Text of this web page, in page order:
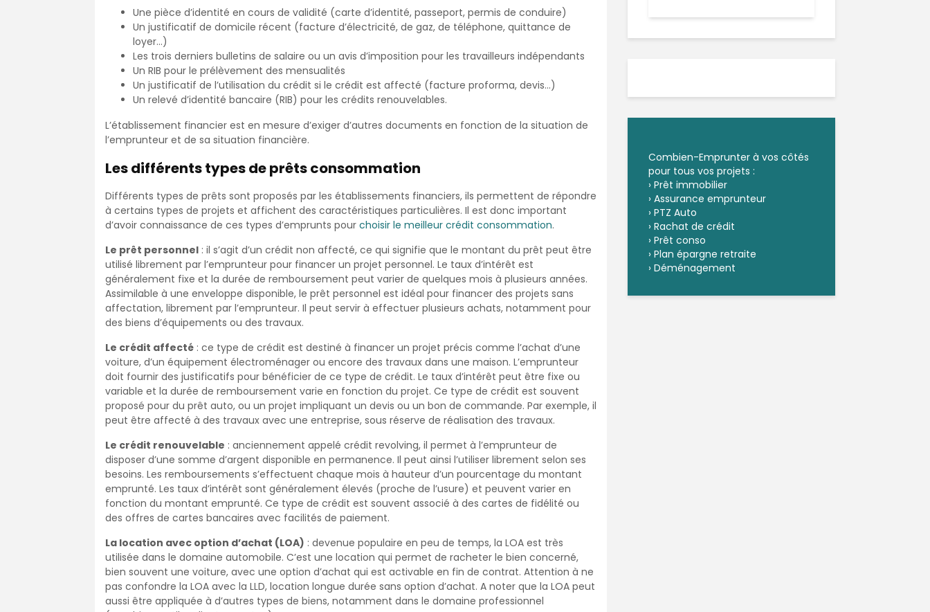
Une pièce d’identité en cours de validité (carte d’identité, passeport, permis de conduire)
Un justificatif de domicile récent (facture d’électricité, de gaz, de téléphone, quittance de
loyer…)
Les trois derniers bulletins de salaire ou un avis d’imposition pour les travailleurs indépendants
Un RIB pour le prélèvement des mensualités
Un justificatif de l’utilisation du crédit si le crédit est affecté (facture proforma, devis…)
Un relevé d’identité bancaire (RIB) pour les crédits renouvelables.
L’établissement financier est en mesure d’exiger d’autres documents en fonction de la situation de
l’emprunteur et de sa situation financière.
Les différents types de prêts consommation
Différents types de prêts sont proposés par les établissements financiers, ils permettent de répondre
à certains types de projets et affichent des caractéristiques particulières. Il est donc important
d’avoir connaissance de ces types d’emprunts pour choisir le meilleur crédit consommation.
Le prêt personnel : il s’agit d’un crédit non affecté, ce qui signifie que le montant du prêt peut être
utilisé librement par l’emprunteur pour financer un projet personnel. Le taux d’intérêt est
généralement fixe et la durée de remboursement peut varier de quelques mois à plusieurs années.
Assimilable à une enveloppe disponible, le prêt personnel est idéal pour financer des projets sans
affectation, librement par l’emprunteur. Il peut servir à effectuer plusieurs achats, notamment pour
des biens d’équipements ou des travaux.
Le crédit affecté : ce type de crédit est destiné à financer un projet précis comme l’achat d’une
voiture, d’un équipement électroménager ou encore des travaux dans une maison. L’emprunteur
doit fournir des justificatifs pour bénéficier de ce type de crédit. Le taux d’intérêt peut être fixe ou
variable et la durée de remboursement varie en fonction du projet. Ce type de crédit est souvent
proposé pour du prêt auto, ou un projet impliquant un devis ou un bon de commande. Par exemple, il
peut être affecté à des travaux avec une entreprise, sous réserve de réalisation des travaux.
Le crédit renouvelable : anciennement appelé crédit revolving, il permet à l’emprunteur de
disposer d’une somme d’argent disponible en permanence. Il peut ainsi l’utiliser librement selon ses
besoins. Les remboursements s’effectuent chaque mois à hauteur d’un pourcentage du montant
emprunté. Les taux d’intérêt sont généralement élevés (proche de l’usure) et peuvent varier en
fonction du montant emprunté. Ce type de crédit est souvent associé à des cartes de fidélité ou
des offres de cartes bancaires avec facilités de paiement.
La location avec option d’achat (LOA) : devenue populaire en peu de temps, la LOA est très
utilisée dans le domaine automobile. C’est une location qui permet de racheter le bien concerné,
bien souvent une voiture, avec une option d’achat qui est activable en fin de contrat. Attention à ne
pas confondre la LOA avec la LLD, location longue durée sans option d’achat. A noter que la LOA peut
aussi être appliquée à d’autres types de biens, notamment dans le domaine professionnel
Combien-Emprunter à vos côtés
pour tous vos projets :
› Prêt immobilier
› Assurance emprunteur
› PTZ Auto
› Rachat de crédit
› Prêt conso
› Plan épargne retraite
› Déménagement